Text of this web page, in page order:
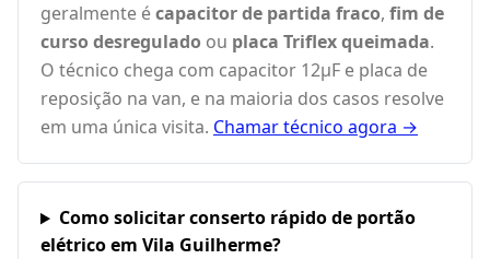
geralmente écapacitor de partida fraco, fim de
curso desregulado ou placa Triflex queimada.
O técnico chega com capacitor 12µF e placa de
reposição na van, e na maioria dos casos resolve
em uma única visita. Chamar técnico agora →
Como solicitar conserto rápido de portão
elétrico em Vila Guilherme?